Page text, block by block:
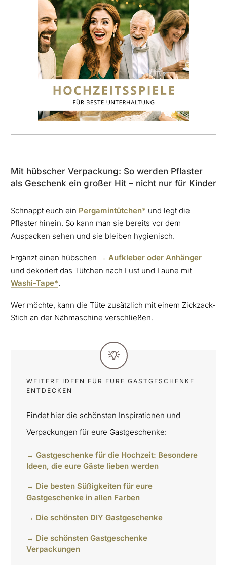
Mit hübscher Verpackung: So werden Pflaster
als Geschenk ein großer Hit – nicht nur für Kinder
Schnappt euch ein Pergamintütchen* und legt die
Pflaster hinein. So kann man sie bereits vor dem
Auspacken sehen und sie bleiben hygienisch.
Ergänzt einen hübschen → Aufkleber oder Anhänger
und dekoriert das Tütchen nach Lust und Laune mit
Washi-Tape*.
Wer möchte, kann die Tüte zusätzlich mit einem Zickzack-
Stich an der Nähmaschine verschließen.
WEITERE IDEEN FÜR EURE GASTGESCHENKE
ENTDECKEN
Findet hier die schönsten Inspirationen und
Verpackungen für eure Gastgeschenke:
→ Gastgeschenke für die Hochzeit: Besondere
Ideen, die eure Gäste lieben werden
→ Die besten Süßigkeiten für eure
Gastgeschenke in allen Farben
→ Die schönsten DIY Gastgeschenke
→ Die schönsten Gastgeschenke
Verpackungen